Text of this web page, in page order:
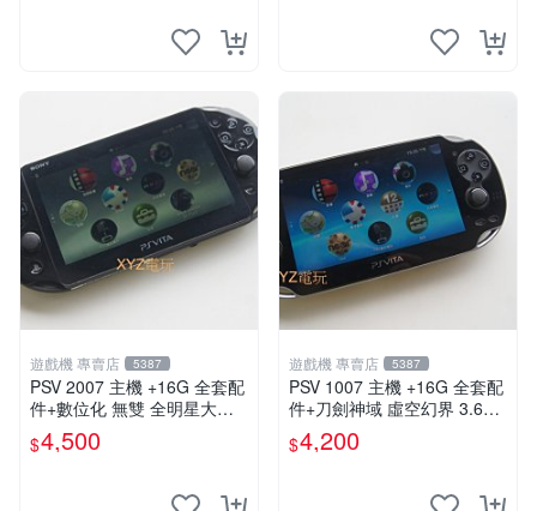
遊戲機 專賣店 5387
PSV 2007 主機 +16G 全套配
件+數位化 無雙 全明星大亂
$4,500
遊戲機 專賣店 5387
PSV 1007 主機 +16G 全套配
件+刀劍神域 虛空幻界 3.61
版本85成新 PSVita1007 一年
保修
$4,200